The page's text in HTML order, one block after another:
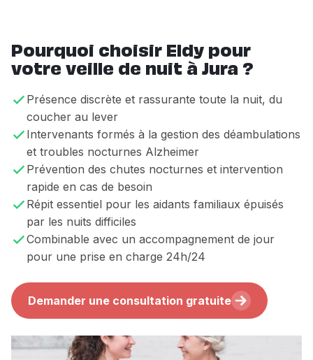
Pourquoi choisir Eldy pour
votre veille de nuit à Jura ?
Présence discrète et rassurante toute la nuit, du
coucher au lever
Intervenants formés à la gestion des déambulations
et troubles nocturnes Alzheimer
Prévention des chutes nocturnes et intervention
rapide en cas de besoin
Répit essentiel pour les aidants familiaux épuisés
par les nuits difficiles
Combinable avec un accompagnement de jour
pour une prise en charge 24h/24
Demander une consultation gratuite